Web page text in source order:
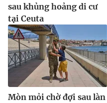
sau khủng hoảng di cư
tại Ceuta
Mòn mỏi chờ đợi sau làn